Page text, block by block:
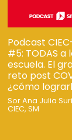
Podcast
#5: TODAS a
escuela. El
reto post
¿cómo
Sor Ana Julia
CIEC, SM